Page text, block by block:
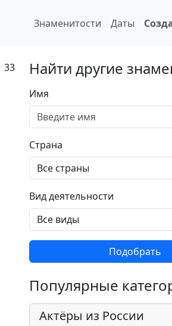
Знаменитости Даты
33 Найти другие
Имя
Страна
Вид деятельности
Подобрать
Популярные
Актёры из России